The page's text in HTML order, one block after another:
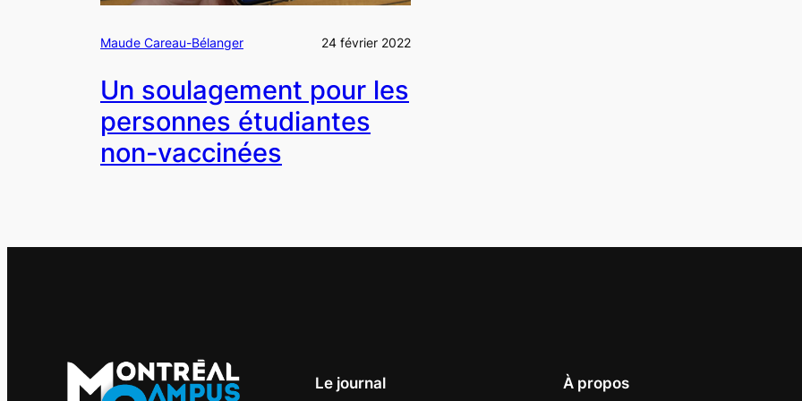
Maude Careau-Bélanger 24 février 2022
Un soulagement pour les
personnes étudiantes
non-vaccinées
Le journal À propos